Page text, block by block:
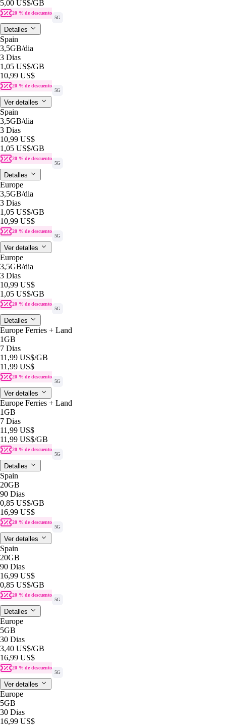
5,00 US$/GB
20 % de descuento
5G
Detalles
Spain
3,5GB/dia
3 Dias
1,05 US$/GB
10,99 US$
20 % de descuento
5G
Ver detalles
Spain
3,5GB/dia
3 Dias
10,99 US$
1,05 US$/GB
20 % de descuento
5G
Detalles
Europe
3,5GB/dia
3 Dias
1,05 US$/GB
10,99 US$
20 % de descuento
5G
Ver detalles
Europe
3,5GB/dia
3 Dias
10,99 US$
1,05 US$/GB
20 % de descuento
5G
Detalles
Europe Ferries + Land
1GB
7 Dias
11,99 US$/GB
11,99 US$
20 % de descuento
5G
Ver detalles
Europe Ferries + Land
1GB
7 Dias
11,99 US$
11,99 US$/GB
20 % de descuento
5G
Detalles
Spain
20GB
90 Dias
0,85 US$/GB
16,99 US$
20 % de descuento
5G
Ver detalles
Spain
20GB
90 Dias
16,99 US$
0,85 US$/GB
20 % de descuento
5G
Detalles
Europe
5GB
30 Dias
3,40 US$/GB
16,99 US$
20 % de descuento
5G
Ver detalles
Europe
5GB
30 Dias
16,99 US$